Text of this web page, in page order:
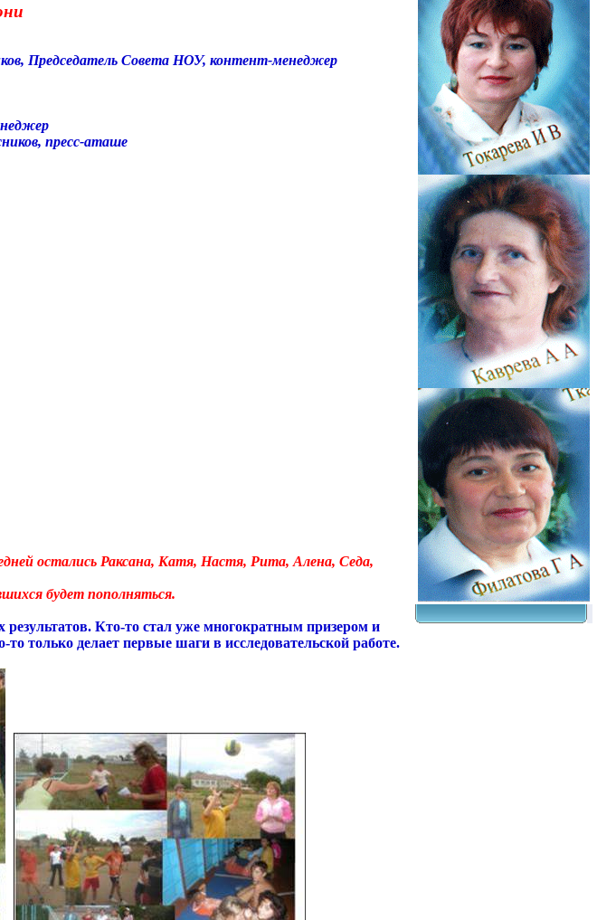
Председатель Совета НОУ, контент-менеджер
пресс-аташе
остались Раксана, Катя, Настя, Рита, Алена, Седа,
будет пополняться.
Кто-то стал уже многократным призером и
только делает первые шаги в исследовательской работе.